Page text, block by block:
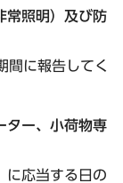
常照明）及び防
に報告してく
ター、小荷物専
に応当する日の